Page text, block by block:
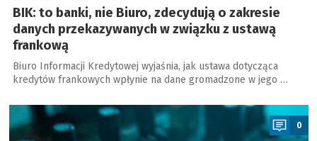
BIK: to banki, nie Biuro, zdecydują o zakresie
danych przekazywanych w związku z ustawą
frankową
Biuro Informacji Kredytowej wyjaśnia, jak ustawa dotycząca
kredytów frankowych wpłynie na dane gromadzone w jego …
a
0